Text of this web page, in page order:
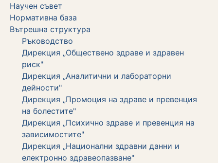
Научен съвет
Нормативна база
Вътрешна структура
Ръководство
Дирекция „Обществено здраве и здравен
риск"
Дирекция „Аналитични и лабораторни
дейности"
Дирекция „Промоция на здраве и превенция
на болестите"
Дирекция „Психично здраве и превенция на
зависимостите"
Дирекция „Национални здравни данни и
електронно здравеопазване"